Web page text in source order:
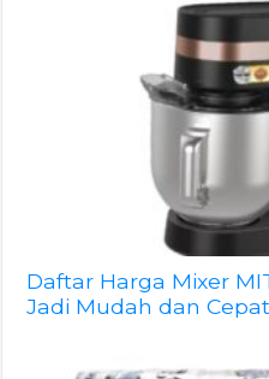
Daftar Harga Mixer
Jadi Mudah dan Cepat